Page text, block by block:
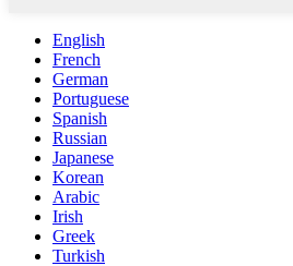
English
French
German
Portuguese
Spanish
Russian
Japanese
Korean
Arabic
Irish
Greek
Turkish